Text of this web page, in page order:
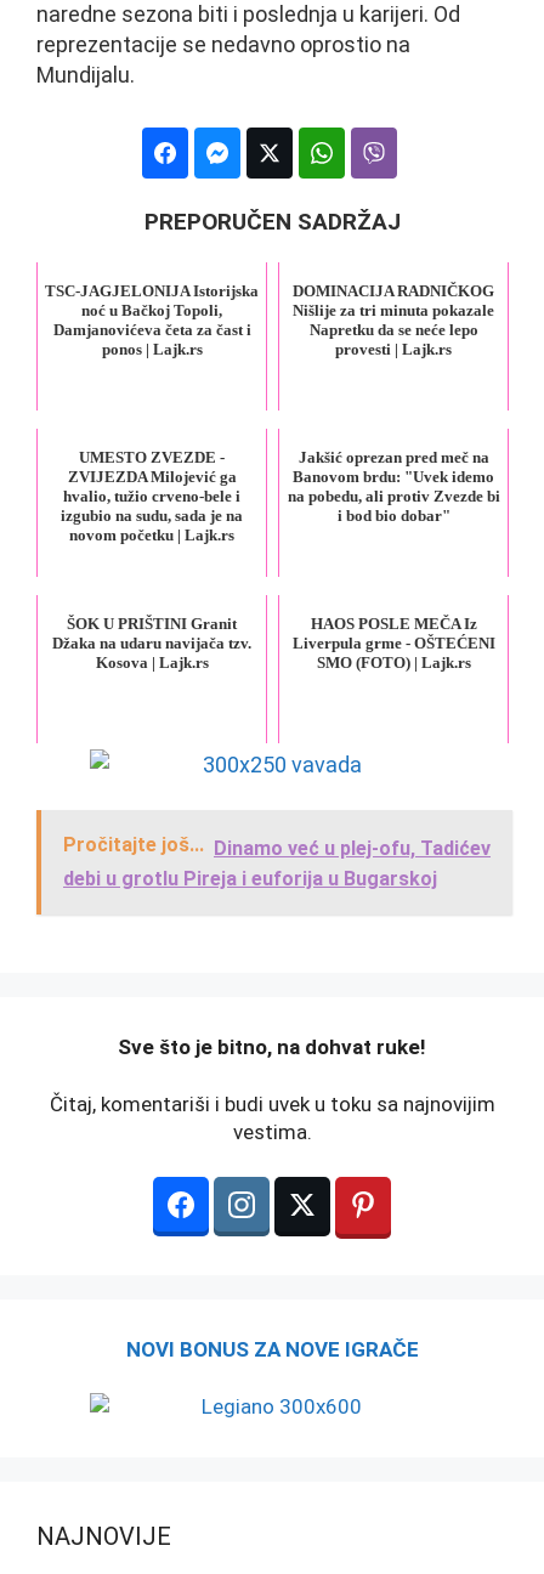
naredne sezona biti i poslednja u karijeri. Od
reprezentacije se nedavno oprostio na
Mundijalu.
PREPORUČEN SADRŽAJ
TSC-JAGJELONIJA Istorijska
noć u Bačkoj Topoli,
Damjanovićeva četa za čast i
ponos | Lajk.rs
DOMINACIJA RADNIČKOG
Nišlije za tri minuta pokazale
Napretku da se neće lepo
provesti | Lajk.rs
UMESTO ZVEZDE -
ZVIJEZDA Milojević ga
hvalio, tužio crveno-bele i
izgubio na sudu, sada je na
novom početku | Lajk.rs
Jakšić oprezan pred meč na
Banovom brdu: "Uvek idemo
na pobedu, ali protiv Zvezde bi
i bod bio dobar"
ŠOK U PRIŠTINI Granit
Džaka na udaru navijača tzv.
Kosova | Lajk.rs
HAOS POSLE MEČA Iz
Liverpula grme - OŠTEĆENI
SMO (FOTO) | Lajk.rs
Pročitajte još... Dinamo već u plej-ofu, Tadićev
debi u grotlu Pireja i euforija u Bugarskoj
️Sve što je bitno, na dohvat ruke!
Čitaj, komentariši i budi uvek u toku sa najnovijim
vestima.
NOVI BONUS ZA NOVE IGRAČE
NAJNOVIJE